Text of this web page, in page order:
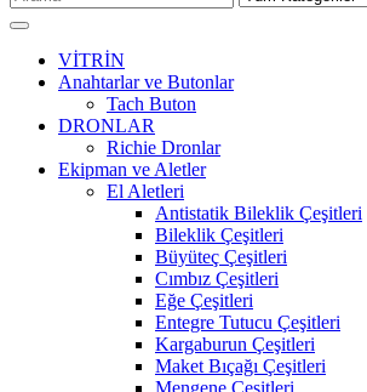
VİTRİN
Anahtarlar ve Butonlar
Tach Buton
DRONLAR
Richie Dronlar
Ekipman ve Aletler
El Aletleri
Antistatik Bileklik Çeşitleri
Bileklik Çeşitleri
Büyüteç Çeşitleri
Cımbız Çeşitleri
Eğe Çeşitleri
Entegre Tutucu Çeşitleri
Kargaburun Çeşitleri
Maket Bıçağı Çeşitleri
Mengene Çeşitleri